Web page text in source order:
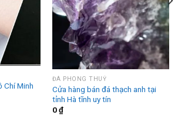
Chí Minh
ĐÁ PHONG THUỶ
Cửa hàng bán đá thạch anh tại
tỉnh Hà tĩnh uy tín
0₫